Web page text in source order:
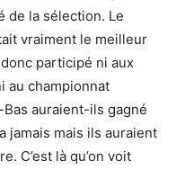
de la sélection. Le
vraiment le meilleur
participé ni aux
au championnat
Bas auraient-ils gagné
jamais mais ils auraient
C’est là qu’on voit